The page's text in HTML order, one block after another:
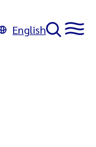
English